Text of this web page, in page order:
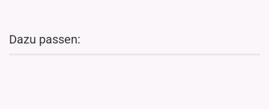
Dazu passen: